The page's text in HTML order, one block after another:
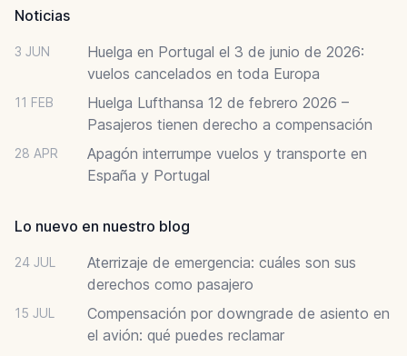
Noticias
3 JUN
Huelga en Portugal el 3 de junio de 2026:
vuelos cancelados en toda Europa
11 FEB
Huelga Lufthansa 12 de febrero 2026 –
Pasajeros tienen derecho a compensación
28 APR
Apagón interrumpe vuelos y transporte en
España y Portugal
Lo nuevo en nuestro blog
24 JUL
Aterrizaje de emergencia: cuáles son sus
derechos como pasajero
15 JUL
Compensación por downgrade de asiento en
el avión: qué puedes reclamar